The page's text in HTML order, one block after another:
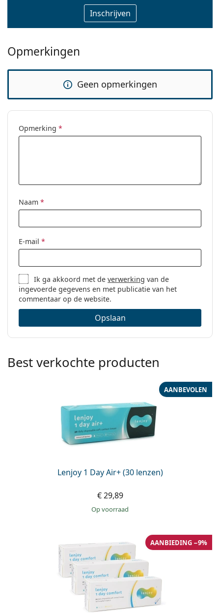
Opmerkingen
Geen opmerkingen
Opmerking *
Naam *
E-mail *
Ik ga akkoord met deverwerking van de
ingevoerde gegevens en met publicatie van het
commentaar op de website.
Opslaan
Best verkochte producten
Lenjoy 1 Day Air+ (30 lenzen)
AANBEVOLEN
€ 29,89
op voorraad
AANBIEDING −9%